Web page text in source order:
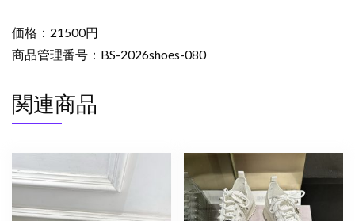
価格：21500円
商品管理番号：BS-2026shoes-080
関連商品